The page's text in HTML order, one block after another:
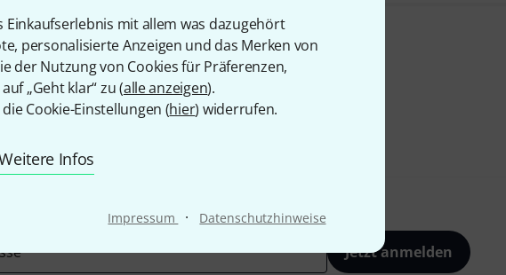
mit allem was dazugehört
personalisierte Anzeigen und das Merken von
der Nutzung von Cookies für Präferenzen,
„Geht klar“ zu (alle anzeigen).
Cookie-Einstellungen (hier) widerrufen.
Infos
Impressum · Datenschutzhinweise
* Jetzt anmelden